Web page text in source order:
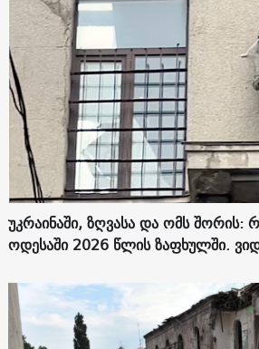
უკრაინაში, ზღვასა და ომს შორის:
ოდესაში 2026 წლის ზაფხულში.